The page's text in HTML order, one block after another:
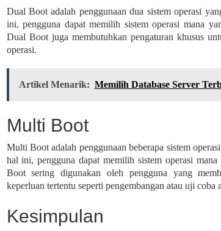
Dual Boot adalah penggunaan dua sistem operasi
ini, pengguna dapat memilih sistem operasi mana
Dual Boot juga membutuhkan pengaturan khusus
operasi.
Artikel Menarik: Memilih Database Server
Multi Boot
Multi Boot adalah penggunaan beberapa sistem
hal ini, pengguna dapat memilih sistem operasi
Boot sering digunakan oleh pengguna yang
keperluan tertentu seperti pengembangan atau uji coba
Kesimpulan